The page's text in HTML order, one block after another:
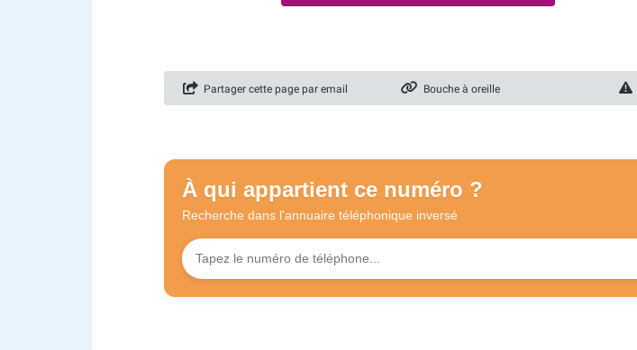
Partager cette page par email Bouche à oreille
À qui appartient ce numéro ?
Recherche dans l'annuaire téléphonique inversé